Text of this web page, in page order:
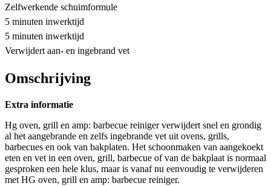
Zelfwerkende schuimformule
5 minuten inwerktijd
5 minuten inwerktijd
Verwijdert aan- en ingebrand vet
Omschrijving
Extra informatie
Hg oven, grill en amp: barbecue reiniger verwijdert snel en grondig
al het aangebrande en zelfs ingebrande vet uit ovens, grills,
barbecues en ook van bakplaten. Het schoonmaken van aangekoekt
eten en vet in een oven, grill, barbecue of van de bakplaat is normaal
gesproken een hele klus, maar is vanaf nu eenvoudig te verwijderen
met HG oven, grill en amp: barbecue reiniger.